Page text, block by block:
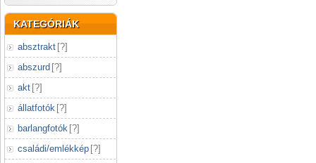
KATEGÓRIÁK
absztrakt [?]
abszurd [?]
akt [?]
állatfotók [?]
barlangfotók [?]
családi/emlékkép [?]